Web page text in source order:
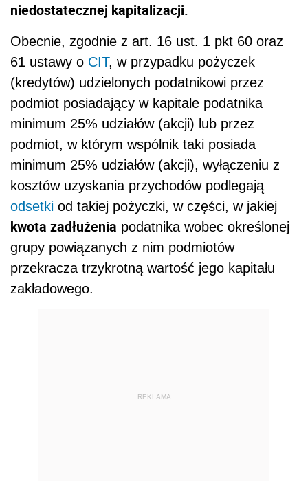
niedostatecznej kapitalizacji.
Obecnie, zgodnie z art. 16 ust. 1 pkt 60 oraz
61 ustawy o CIT, w przypadku pożyczek
(kredytów) udzielonych podatnikowi przez
podmiot posiadający w kapitale podatnika
minimum 25% udziałów (akcji) lub przez
podmiot, w którym wspólnik taki posiada
minimum 25% udziałów (akcji), wyłączeniu z
kosztów uzyskania przychodów podlegają
odsetki od takiej pożyczki, w części, w jakiej
kwota zadłużenia podatnika wobec określonej
grupy powiązanych z nim podmiotów
przekracza trzykrotną wartość jego kapitału
zakładowego.
REKLAMA